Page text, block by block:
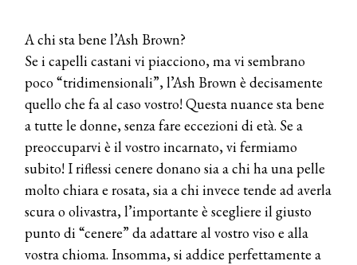
A chi sta bene l’Ash Brown?
Se i capelli castani vi piacciono, ma vi sembrano
poco “tridimensionali”, l’Ash Brown è decisamente
quello che fa al caso vostro! Questa nuance sta bene
a tutte le donne, senza fare eccezioni di età. Se a
preoccuparvi è il vostro incarnato, vi fermiamo
subito! I riflessi cenere donano sia a chi ha una pelle
molto chiara e rosata, sia a chi invece tende ad averla
scura o olivastra, l’importante è scegliere il giusto
punto di “cenere” da adattare al vostro viso e alla
vostra chioma. Insomma, si addice perfettamente a